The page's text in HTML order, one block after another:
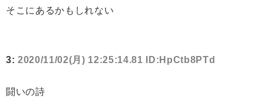
そこにあるかもしれない
3: 2020/11/02(月) 12:25:14.81 ID:HpCtb8PTd
闘いの詩